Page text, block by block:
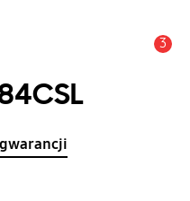
3